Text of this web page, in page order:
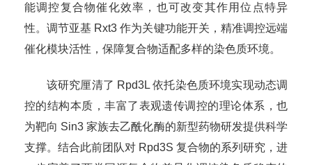
能调控复合物催化效率，也可改变其作用位点特异
性。调节亚基 Rxt3 作为关键功能开关，精准调控远端
催化模块活性，保障复合物适配多样的染色质环境。
该研究厘清了 Rpd3L 依托染色质环境实现动态调
控的结构本质，丰富了表观遗传调控的理论体系，也
为靶向 Sin3 家族去乙酰化酶的新型药物研发提供科学
支撑。结合此前团队对 Rpd3S 复合物的系列研究，进